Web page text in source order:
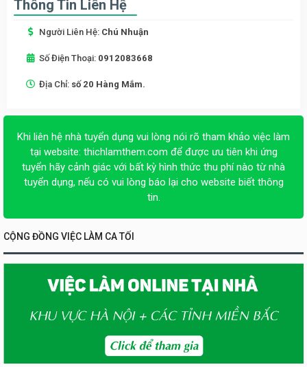
Thông Tin Liên Hệ
Người Liên Hệ: Chú Nhuận
Số Điện Thoại: 0912083668
Địa Chỉ: số 20 Hàng Mắm.
Khi liên hệ nhà tuyển dụng vui lòng nói rõ tham khảo việc làm
tại website: thichlamthem.com để được ưu tiên khi ứng
tuyển hãy cảnh giác với bất kỳ hình thức thu phí nào từ nhà
tuyển dụng, nếu có vui lòng báo lại cho website biết thông
tin.
CỘNG ĐỒNG VIỆC LÀM CA TỐI